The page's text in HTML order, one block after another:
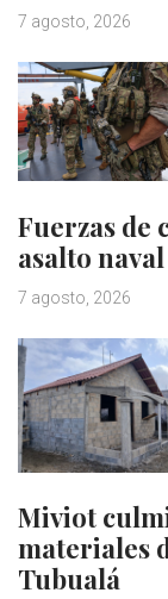
7 agosto, 2026
Fuerzas de
asalto
7 agosto, 2026
Miviot
materiales
Tubualá